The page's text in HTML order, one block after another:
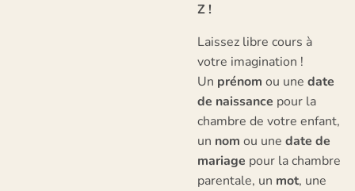
Z !
Laissez libre cours à
votre imagination !
Un prénom ou une date
de naissance pour la
chambre de votre enfant,
un nom ou une date de
mariage pour la chambre
parentale, un mot, une